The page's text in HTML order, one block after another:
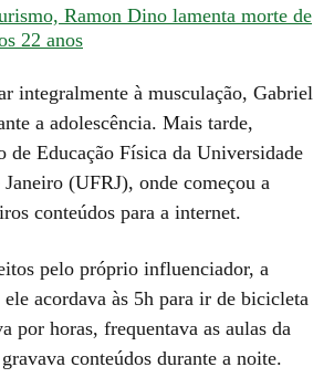
Ramon Dino lamenta morte de
22 anos
integralmente à musculação, Gabriel
a adolescência. Mais tarde,
de Educação Física da Universidade
(UFRJ), onde começou a
conteúdos para a internet.
pelo próprio influenciador, a
acordava às 5h para ir de bicicleta
por horas, frequentava as aulas da
conteúdos durante a noite.